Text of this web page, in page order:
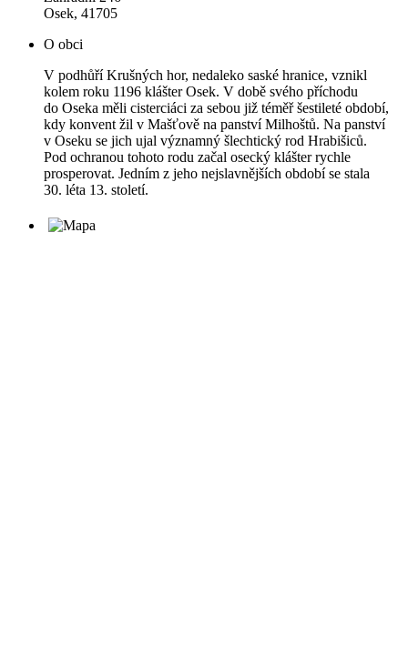
Osek, 41705
O obci
V podhůří Krušných hor, nedaleko saské hranice, vznikl
kolem roku 1196 klášter Osek. V době svého příchodu
do Oseka měli cisterciáci za sebou již téměř šestileté období,
kdy konvent žil v Mašťově na panství Milhoštů. Na panství
v Oseku se jich ujal významný šlechtický rod Hrabišiců.
Pod ochranou tohoto rodu začal osecký klášter rychle
prosperovat. Jedním z jeho nejslavnějších období se stala
30. léta 13. století.